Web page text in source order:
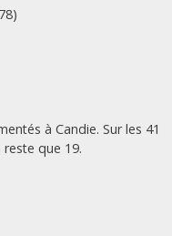
à Candie. Sur les 41
que 19.